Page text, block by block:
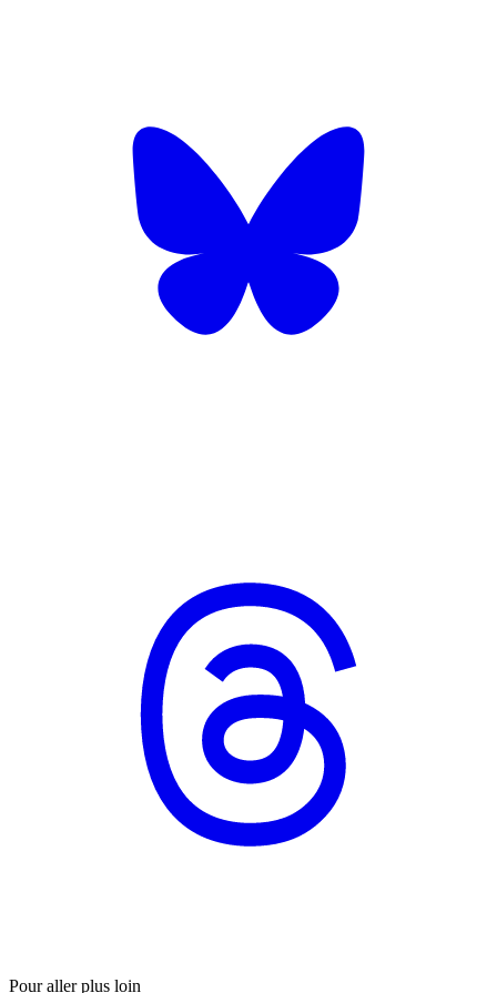
Pour aller plus loin